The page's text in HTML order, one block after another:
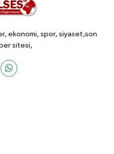
ekonomi, spor, siyaset,son
sitesi,